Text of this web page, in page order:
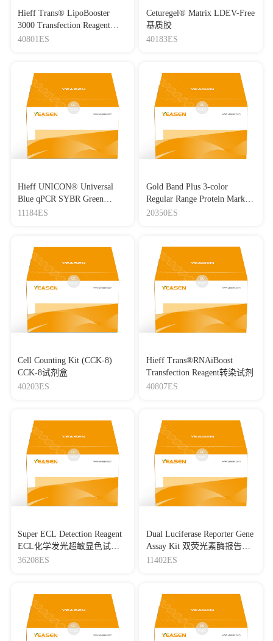
Hieff Trans® LipoBooster
3000 Transfection Reagent
Lipo3000转染试剂
40801ES
Ceturegel® Matrix LDEV-Free
基质胶
40183ES
Hieff UNICON® Universal
Blue qPCR SYBR Green
Master Mix
11184ES
Gold Band Plus 3-color
Regular Range Protein Marker
(8-180 kDa) 三色预染蛋白质
20350ES
Cell Counting Kit (CCK-8)
CCK-8试剂盒
40203ES
Hieff Trans®RNAiBoost
Transfection Reagent转染试剂
40807ES
Super ECL Detection Reagent
ECL化学发光超敏显色试剂
盒
36208ES
Dual Luciferase Reporter Gene
Assay Kit 双荧光素酶报告基
因检测试剂盒
11402ES